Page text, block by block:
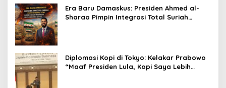
Era Baru Damaskus: Presiden Ahmed al-
Sharaa Pimpin Integrasi Total Suriah
Diplomasi Kopi di Tokyo: Kelakar Prabowo
“Maaf Presiden Lula, Kopi Saya Lebih